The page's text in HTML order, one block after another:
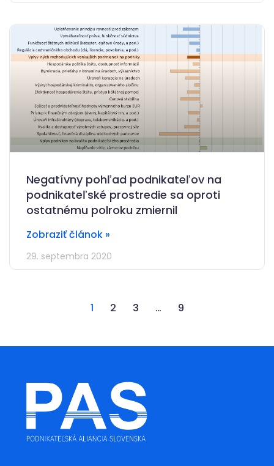
Negatívny pohľad podnikateľov na
podnikateľské prostredie sa oproti
ostatnému polroku zmiernil
Zobraziť článok »
29. septembra 2020
1 2 3 … 9